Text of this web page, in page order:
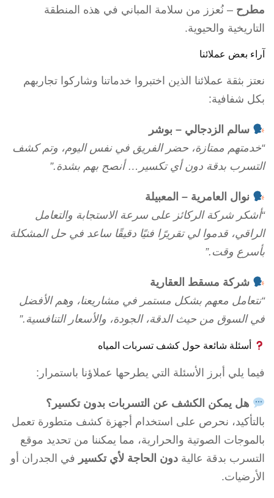
مطرح – نُعزز من سلامة المباني في هذه المنطقة
التاريخية والحيوية.
آراء بعض عملائنا
نعتز بثقة عملائنا الذين اختبروا خدماتنا وشاركوا تجاربهم
بكل شفافية:
سالم الزدجالي – بوشر
“خدمتهم ممتازة، حضر الفريق في نفس اليوم، وتم كشف
التسرب بدقة دون أي تكسير… أنصح بهم بشدة.”
نوال العامرية – المعبيلة
“أشكر شركة الركائز على سرعة الاستجابة والتعامل
الراقي، قدموا لي تقريرًا فنيًا دقيقًا ساعد في حل المشكلة
بأسرع وقت.”
شركة مسقط العقارية
“نتعامل معهم بشكل مستمر في مشاريعنا، وهم الأفضل
في السوق من حيث الدقة، الجودة، والأسعار التنافسية.”
أسئلة شائعة حول كشف تسربات المياه
فيما يلي أبرز الأسئلة التي يطرحها عملاؤنا باستمرار:
هل يمكن الكشف عن التسربات بدون تكسير؟
بالتأكيد، نحرص على استخدام أجهزة كشف متطورة تعمل
بالموجات الصوتية والحرارية، مما يمكننا من تحديد موقع
التسرب بدقة عالية دون الحاجة لأي تكسير في الجدران أو
الأرضيات.